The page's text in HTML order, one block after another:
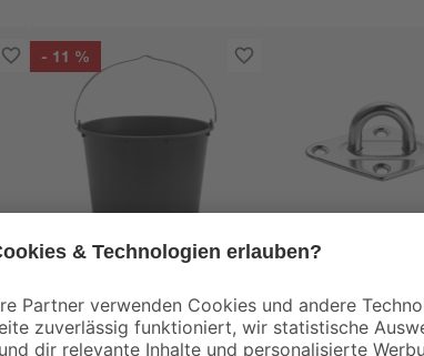
- 11 %
Baueimer 12 l
Halte-Öse für
Sonnensegel 65